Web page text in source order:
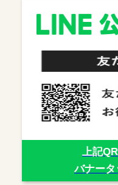
上記
バナー